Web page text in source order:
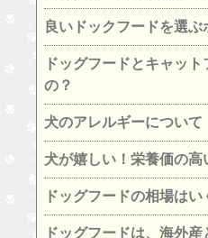
良いドックフードを選ぶ
ドッグフードとキャッ
の？
犬のアレルギーについて
犬が嬉しい！栄養価の高
ドッグフードの相場はい
ドッグフードは、海外